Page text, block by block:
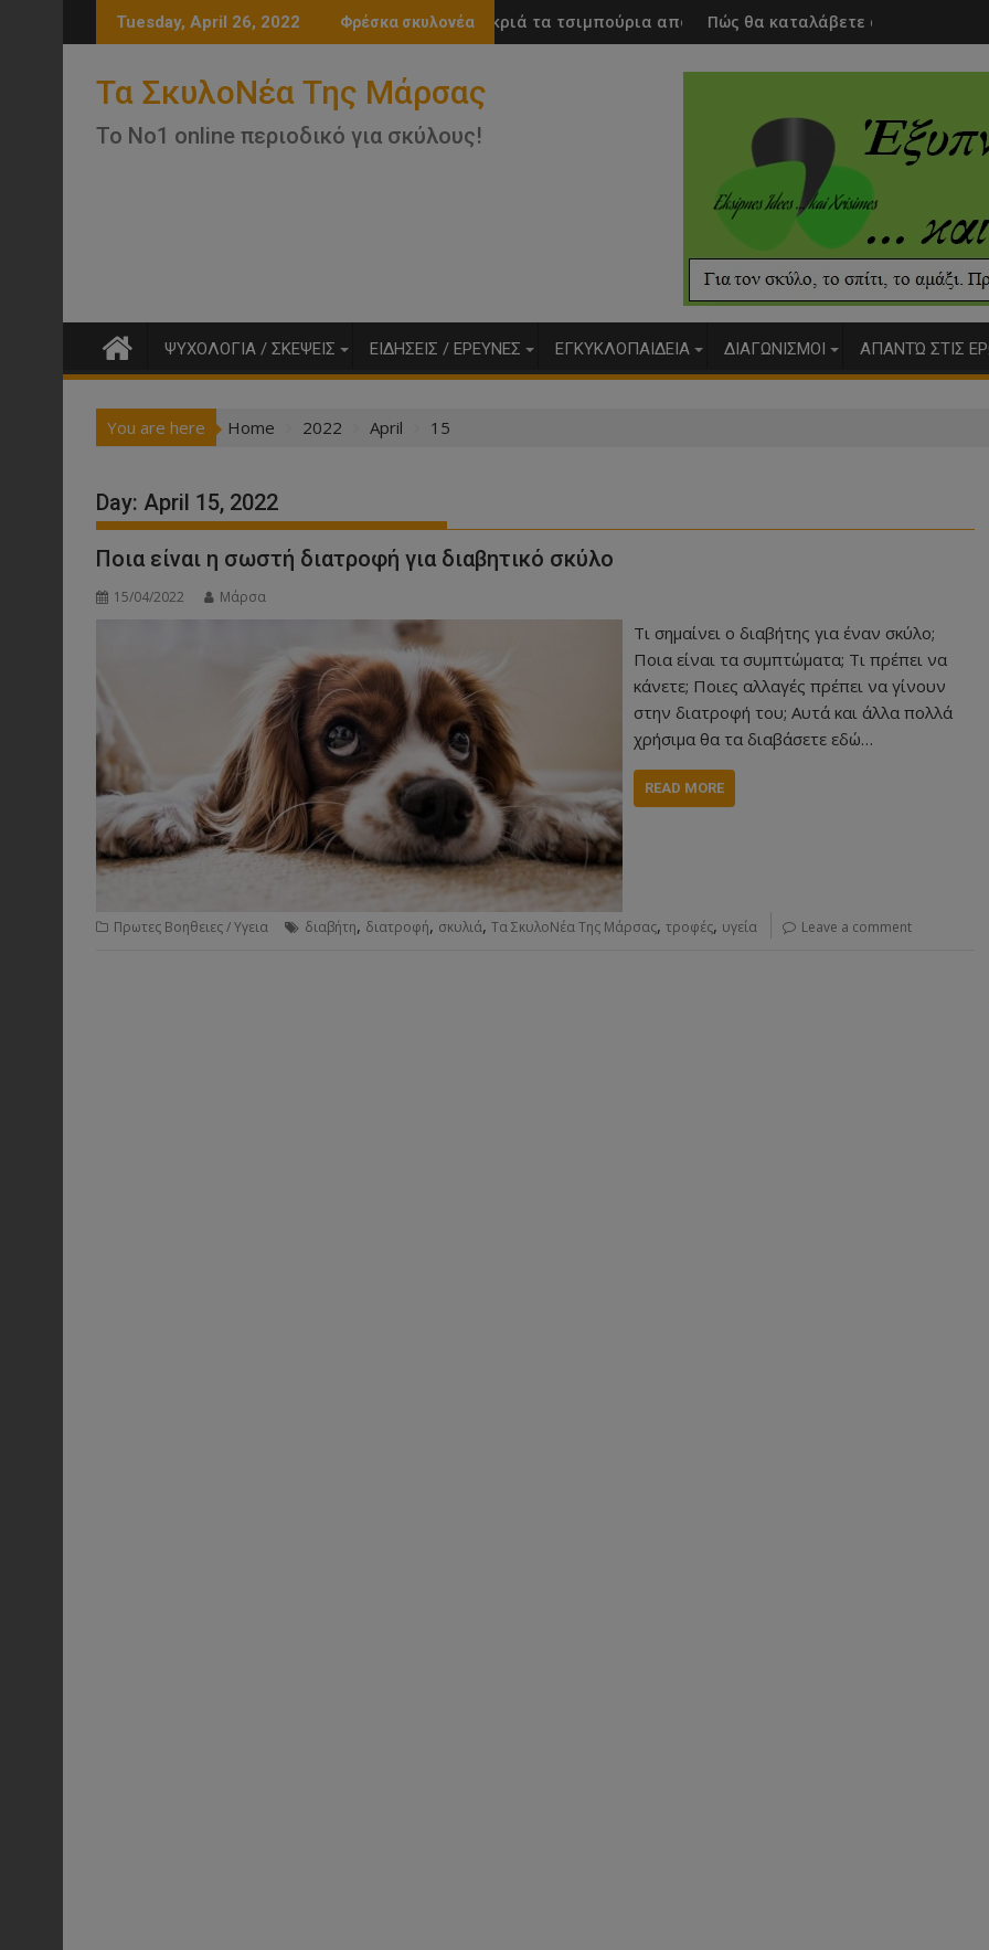
to
Tuesday, April 26, 2022 Φρέσκα σκυλονέα
Πώς να κρατήσετε μακριά τα τσιμπούρια από τον σκύλο σαςΠώς θα καταλάβετε αν ο σκύλος σας έχει τσιμπούρια
Τα ΣκυλοΝέα Της Μάρσας
Το Νο1 online περιοδικό για σκύλους!
ΨΥΧΟΛΟΓΙΑ / ΣΚΕΨΕΙΣ ΕΙΔΗΣΕΙΣ / ΕΡΕΥΝΕΣ ΕΓΚΥΚΛΟΠΑΙΔΕΙΑ ΔΙΑΓΩΝΙΣΜΟΙ ΑΠΑΝΤΏ ΣΤΙΣ
You are here Home 2022 April 15
Day: April 15, 2022
Ποια είναι η σωστή διατροφή για διαβητικό σκύλο
15/04/2022 Μάρσα
Τι σημαίνει ο διαβήτης για έναν σκύλο;
Ποια είναι τα συμπτώματα; Τι πρέπει να
κάνετε; Ποιες αλλαγές πρέπει να γίνουν
στην διατροφή του; Αυτά και άλλα πολλά
χρήσιμα θα τα διαβάσετε εδώ…
READ MORE
Πρωτες Βοηθειες / Υγεια διαβήτη, διατροφή, σκυλιά, Τα ΣκυλοΝέα Της Μάρσας, τροφές, υγεία Leave a comment